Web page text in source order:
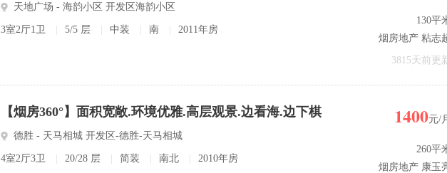
天地广场 - 海韵小区 开发区海韵小区
3室2厅1卫 5/5 层 中装 南 2011年房
130平
烟房地产 粘志
3815天前更
【烟房360°】面积宽敞.环境优雅.高层观景.边看海.边下棋
德胜 - 天马相城 开发区-德胜-天马相城
4室2厅3卫 20/28 层 简装 南北 2010年房
1400元/
260平
烟房地产 康玉